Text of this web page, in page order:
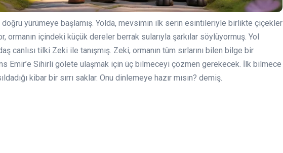
doğru yürümeye başlamış. Yolda, mevsimin ilk serin esintileriyle birlikte çiçekler
ormanın içindeki küçük dereler berrak sularıyla şarkılar söylüyormuş. Yol
canlısı tilki Zeki ile tanışmış. Zeki, ormanın tüm sırlarını bilen bilge bir
Emir’e Sihirli gölete ulaşmak için üç bilmeceyi çözmen gerekecek. İlk bilmece
kibar bir sırrı saklar. Onu dinlemeye hazır mısın? demiş.